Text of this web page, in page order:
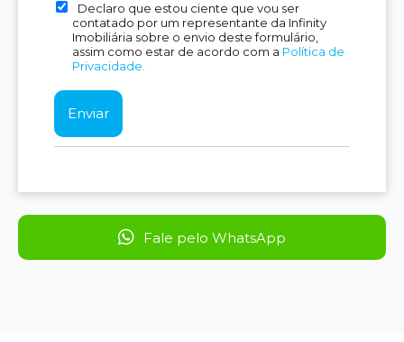
Declaro que estou ciente que vou ser
contatado por um representante da Infinity
Imobiliária sobre o envio deste formulário,
assim como estar de acordo com a Política de
Privacidade.
Fale pelo WhatsApp